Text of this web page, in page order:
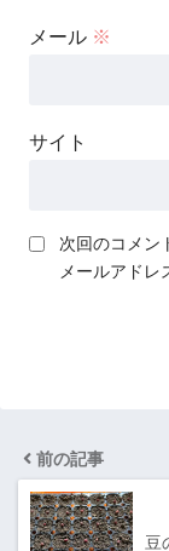
メール ※
サイト
次回のコメン
メールアドレ
前の記事
豆